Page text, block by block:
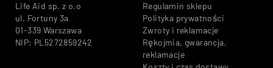
Life Aid sp. z o.o
ul. Fortuny 3a
01-339 Warszawa
NIP: PL5272859242
Regulamin sklepu
Polityka prywatności
Zwroty i reklamacje
Rękojmia, gwarancja,
reklamacje